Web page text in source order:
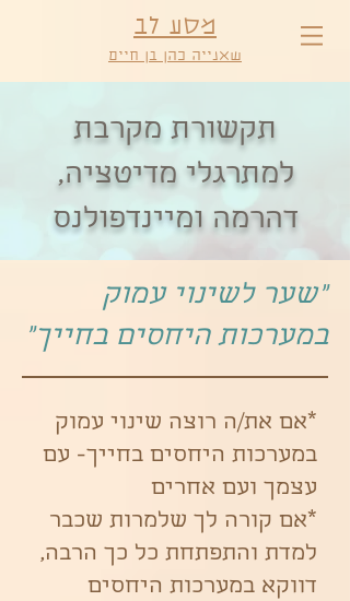
מסע לב
שאנייה כהן בן חיים
תקשורת מקרבת
למתרגלי מדיטציה,
דהרמה ומיינדפולנס
"שער לשינוי עמוק
במערכות היחסים בחייך"
*אם את/ה רוצה שינוי עמוק
במערכות היחסים בחייך- עם
עצמך ועם אחרים
*אם קורה לך שלמרות שכבר
למדת והתפתחת כל כך הרבה,
דווקא במערכות היחסים